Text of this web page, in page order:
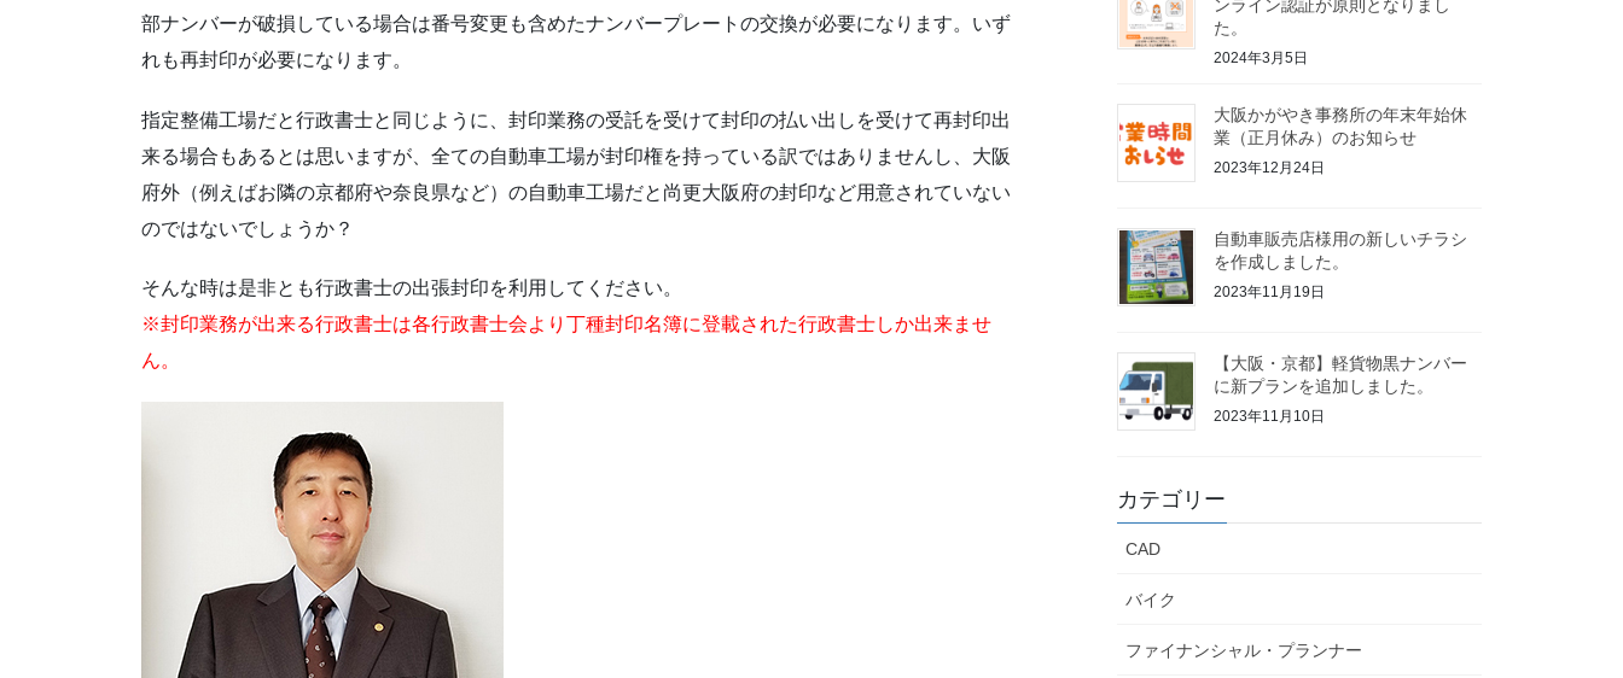
部ナンバーが破損している場合は番号変更も含めたナンバープレートの交換が必要になります。いず
れも再封印が必要になります。
指定整備工場だと行政書士と同じように、封印業務の受託を受けて封印の払い出しを受けて再封印出
来る場合もあるとは思いますが、全ての自動車工場が封印権を持っている訳ではありませんし、大阪
府外（例えばお隣の京都府や奈良県など）の自動車工場だと尚更大阪府の封印など用意されていない
のではないでしょうか？
そんな時は是非とも行政書士の出張封印を利用してください。
※封印業務が出来る行政書士は各行政書士会より丁種封印名簿に登載された行政書士しか出来ませ
ん。
ンライン認証が原則となりまし
た。
2024年3月5日
大阪かがやき事務所の年末年始休
業（正月休み）のお知らせ
2023年12月24日
自動車販売店様用の新しいチラシ
を作成しました。
2023年11月19日
【大阪・京都】軽貨物黒ナンバー
に新プランを追加しました。
2023年11月10日
カテゴリー
CAD
バイク
ファイナンシャル・プランナー